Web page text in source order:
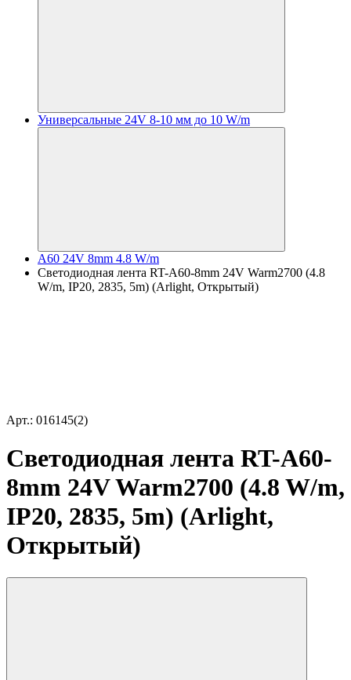
Универсальные 24V 8-10 мм до 10 W/m
A60 24V 8mm 4.8 W/m
Светодиодная лента RT-A60-8mm 24V Warm2700 (4.8
W/m, IP20, 2835, 5m) (Arlight, Открытый)
Арт.: 016145(2)
Светодиодная лента RT-A60-
8mm 24V Warm2700 (4.8 W/m,
IP20, 2835, 5m) (Arlight,
Открытый)